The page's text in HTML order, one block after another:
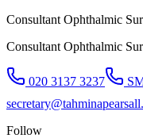
Consultant Ophthalmic
Consultant Ophthalmic
020 3137 3237
Follow